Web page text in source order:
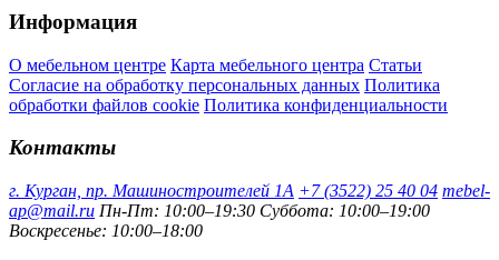
Информация
О мебельном центре Карта мебельного центра Статьи
Согласие на обработку персональных данных Политика
обработки файлов cookie Политика конфиденциальности
Контакты
г. Курган, пр. Машиностроителей 1А +7 (3522) 25 40 04 mebel-
ap@mail.ru Пн-Пт: 10:00–19:30 Суббота: 10:00–19:00
Воскресенье: 10:00–18:00